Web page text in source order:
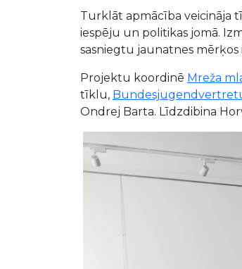
Turklāt apmācība veicināja
iespēju un politikas jomā.
sasniegtu jaunatnes
Projektu koordinē Mreža
tīklu,
Ondrej Barta. Līdzdibina